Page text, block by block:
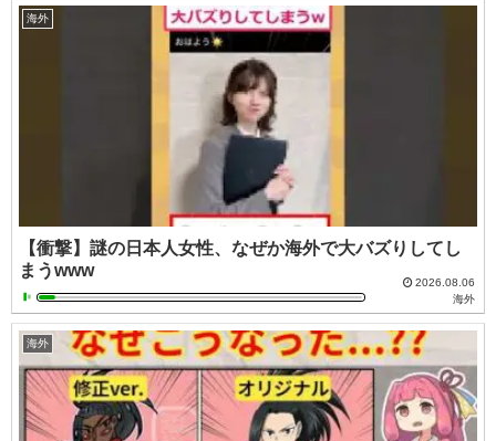
海外
【衝撃】謎の日本人女性、なぜか海外で大バズりしてし
まうwww
2026.08.06
海外
海外